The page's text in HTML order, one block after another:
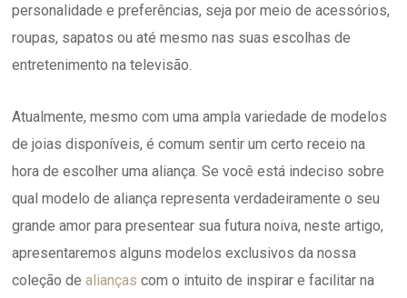
personalidade e preferências, seja por meio de acessórios,
roupas, sapatos ou até mesmo nas suas escolhas de
entretenimento na televisão.
Atualmente, mesmo com uma ampla variedade de modelos
de joias disponíveis, é comum sentir um certo receio na
hora de escolher uma aliança. Se você está indeciso sobre
qual modelo de aliança representa verdadeiramente o seu
grande amor para presentear sua futura noiva, neste artigo,
apresentaremos alguns modelos exclusivos da nossa
coleção dealianças com o intuito de inspirar e facilitar na